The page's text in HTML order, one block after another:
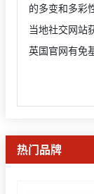
的多变和多彩
当地社交网站
英国官网有免
热门品牌